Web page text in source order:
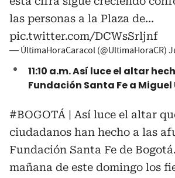
las personas a la Plaza de…
pic.twitter.com/DCWsSrljnf
— ÚltimaHoraCaracol (@UltimaHoraCR)
11:10 a.m. Así luce el altar
Fundación Santa Fe a
#BOGOTÁ | Así luce el altar
ciudadanos han hecho a las
Fundación Santa Fe de
mañana de este domingo los